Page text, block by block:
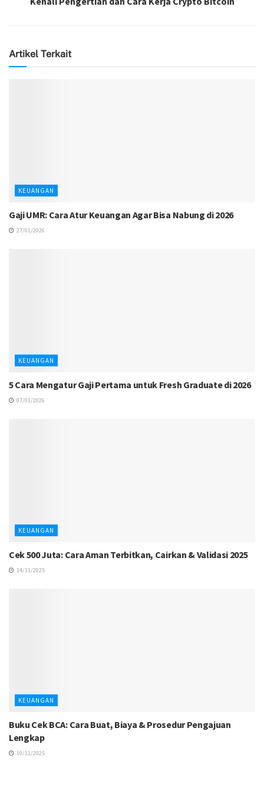
Artikel Terkait
KEUANGAN
Gaji UMR: Cara Atur Keuangan Agar Bisa Nabung di 2026
27/01/2026
KEUANGAN
5 Cara Mengatur Gaji Pertama untuk Fresh Graduate di 2026
07/01/2026
KEUANGAN
Cek 500 Juta: Cara Aman Terbitkan, Cairkan & Validasi 2025
14/11/2025
KEUANGAN
Buku Cek BCA: Cara Buat, Biaya & Prosedur Pengajuan
Lengkap
10/11/2025